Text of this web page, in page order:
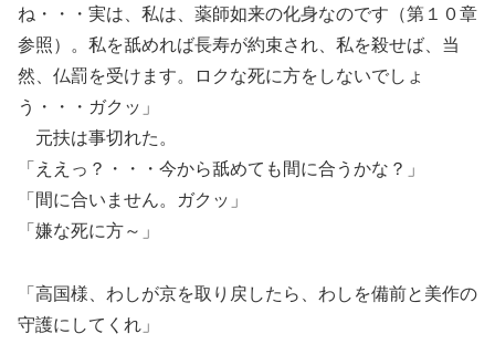
ね・・・実は、私は、薬師如来の化身なのです（第１０章
参照）。私を舐めれば長寿が約束され、私を殺せば、当
然、仏罰を受けます。ロクな死に方をしないでしょ
う・・・ガクッ」
元扶は事切れた。
「ええっ？・・・今から舐めても間に合うかな？」
「間に合いません。ガクッ」
「嫌な死に方～」
「高国様、わしが京を取り戻したら、わしを備前と美作の
守護にしてくれ」